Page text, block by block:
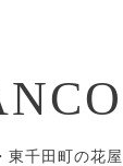
東千田町の花屋